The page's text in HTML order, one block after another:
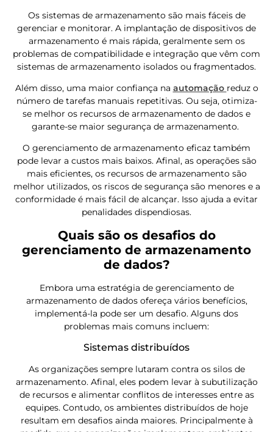
Os sistemas de armazenamento são mais fáceis de
gerenciar e monitorar. A implantação de dispositivos de
armazenamento é mais rápida, geralmente sem os
problemas de compatibilidade e integração que vêm com
sistemas de armazenamento isolados ou fragmentados.
Além disso, uma maior confiança na automação reduz o
número de tarefas manuais repetitivas. Ou seja, otimiza-
se melhor os recursos de armazenamento de dados e
garante-se maior segurança de armazenamento.
O gerenciamento de armazenamento eficaz também
pode levar a custos mais baixos. Afinal, as operações são
mais eficientes, os recursos de armazenamento são
melhor utilizados, os riscos de segurança são menores e a
conformidade é mais fácil de alcançar. Isso ajuda a evitar
penalidades dispendiosas.
Quais são os desafios do
gerenciamento de armazenamento
de dados?
Embora uma estratégia de gerenciamento de
armazenamento de dados ofereça vários benefícios,
implementá-la pode ser um desafio. Alguns dos
problemas mais comuns incluem:
Sistemas distribuídos
As organizações sempre lutaram contra os silos de
armazenamento. Afinal, eles podem levar à subutilização
de recursos e alimentar conflitos de interesses entre as
equipes. Contudo, os ambientes distribuídos de hoje
resultam em desafios ainda maiores. Principalmente à